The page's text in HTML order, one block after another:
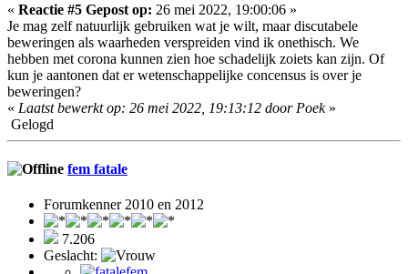
« Reactie #5 Gepost op: 26 mei 2022, 19:00:06 »
Je mag zelf natuurlijk gebruiken wat je wilt, maar discutabele
beweringen als waarheden verspreiden vind ik onethisch. We
hebben met corona kunnen zien hoe schadelijk zoiets kan zijn. Of
kun je aantonen dat er wetenschappelijke concensus is over je
beweringen?
« Laatst bewerkt op: 26 mei 2022, 19:13:12 door Poek»
Gelogd
fem fatale
Forumkenner 2010 en 2012
7.206
Geslacht: